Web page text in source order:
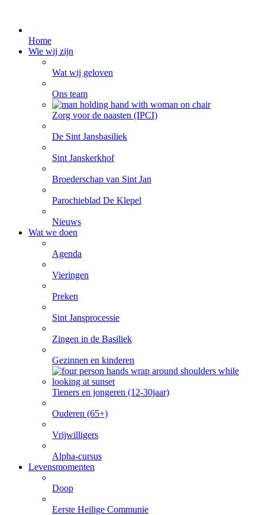
Home
Wie wij zijn
Wat wij geloven
Ons team
Zorg voor de naasten (IPCI)
De Sint Jansbasiliek
Sint Janskerkhof
Broederschap van Sint Jan
Parochieblad De Klepel
Nieuws
Wat we doen
Agenda
Vieringen
Preken
Sint Jansprocessie
Zingen in de Basiliek
Gezinnen en kinderen
Tieners en jongeren (12-30jaar)
Ouderen (65+)
Vrijwilligers
Alpha-cursus
Levensmomenten
Doop
Eerste Heilige Communie